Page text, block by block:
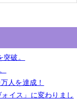
破。
人を達成！
イス」に変わりまし